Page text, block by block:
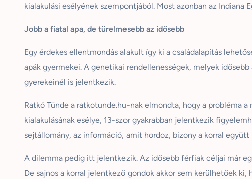
kialakulási esélyének szempontjából. Most azonban az Indiana
Jobb a fiatal apa, de türelmesebb az idősebb
Egy érdekes ellentmondás alakult így ki a családalapítás
apák gyermekei. A genetikai rendellenességek, melyek
gyerekeinél is jelentkezik.
Ratkó Tünde a ratkotunde.hu-nak elmondta, hogy a probléma
kialakulásának esélye, 13-szor gyakrabban jelentkezik
sejtállomány, az információ, amit hordoz, bizony a korral együtt
A dilemma pedig itt jelentkezik. Az idősebb férfiak céljai már
De sajnos a korral jelentkező gondok akkor sem kerülhetőek ki,